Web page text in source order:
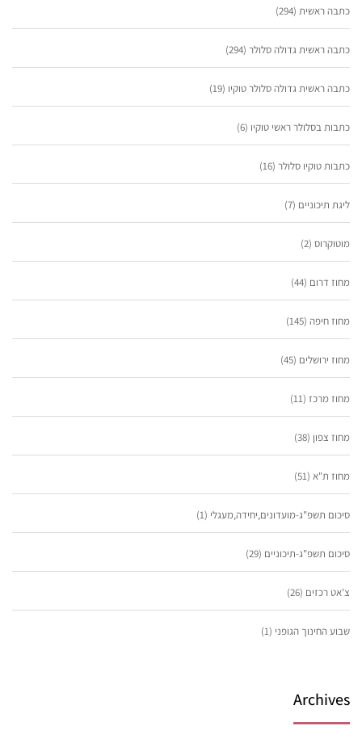
כתבה ראשית (294)
כתבה ראשית גדולה סלולר (294)
כתבה ראשית גדולה סלולר טוקיו (19)
כתבות בסלולר ראשי טוקיו (6)
כתבות טוקיו סלולר (16)
ליגת תיכוניים (7)
מוטוקרוס (2)
מחוז דרום (44)
מחוז חיפה (145)
מחוז ירושלים (45)
מחוז מרכז (11)
מחוז צפון (38)
מחוז ת"א (51)
סיכום תשפ"ג-מועדונים,יחידה,מעגלי (1)
סיכום תשפ"ג-תיכוניים (29)
צ'אט רכזים (26)
שבוע החינוך הגופני (1)
Archives